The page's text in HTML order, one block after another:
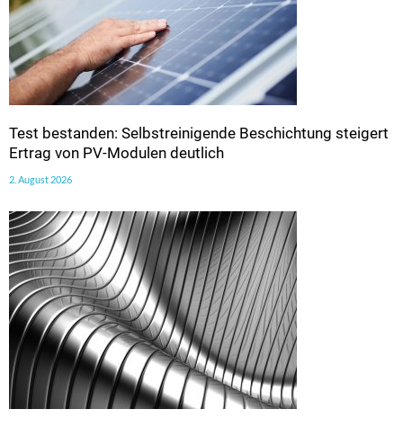
Test bestanden: Selbstreinigende Beschichtung steigert
Ertrag von PV-Modulen deutlich
2. August 2026